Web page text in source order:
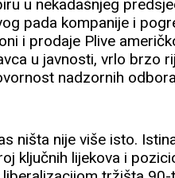
u nekadašnjeg
pada kompanije i
i prodaje Plive
u javnosti, vrlo brzo
nadzornih
ništa nije više isto.
ključnih lijekova i